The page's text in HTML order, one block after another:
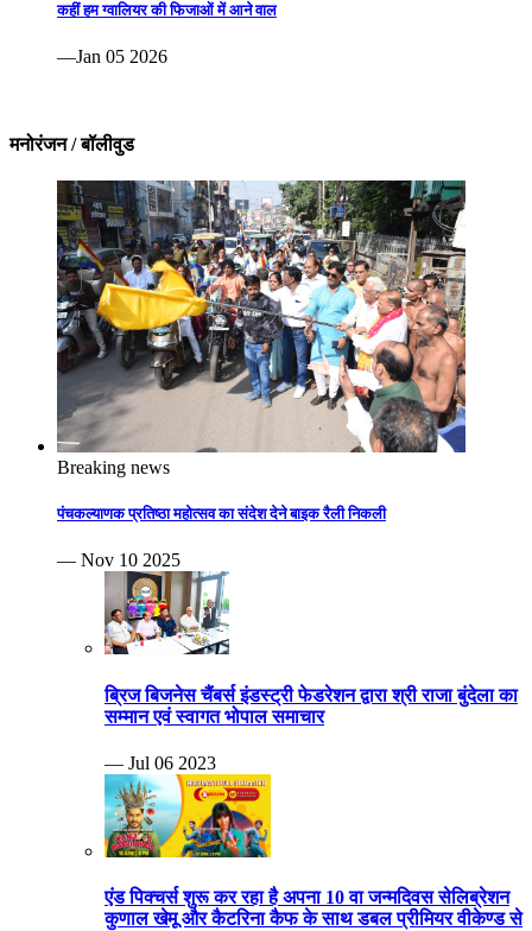
कहीं हम ग्वालियर की फिजाओं में आने वाल
—Jan 05 2026
मनोरंजन / बॉलीवुड
Breaking news
पंचकल्याणक प्रतिष्ठा महोत्सव का संदेश देने बाइक रैली निकली
— Nov 10 2025
ब्रिज बिजनेस चैंबर्स इंडस्ट्री फेडरेशन द्वारा श्री राजा बुंदेला का
सम्मान एवं स्वागत भोपाल समाचार
— Jul 06 2023
एंड पिक्चर्स शुरू कर रहा है अपना 10 वा जन्मदिवस सेलिब्रेशन
कुणाल खेमू और कैटरिना कैफ के साथ डबल प्रीमियर वीकेण्ड से